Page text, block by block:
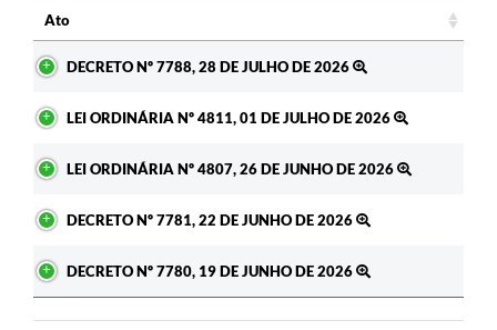
Ato
DECRETO Nº 7788, 28 DE JULHO DE 2026
LEI ORDINÁRIA Nº 4811, 01 DE JULHO DE 2026
LEI ORDINÁRIA Nº 4807, 26 DE JUNHO DE 2026
DECRETO Nº 7781, 22 DE JUNHO DE 2026
DECRETO Nº 7780, 19 DE JUNHO DE 2026